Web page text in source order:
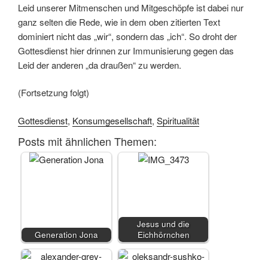
Leid unserer Mitmenschen und Mitgeschöpfe ist dabei nur
ganz selten die Rede, wie in dem oben zitierten Text
dominiert nicht das „wir“, sondern das „ich“. So droht der
Gottesdienst hier drinnen zur Immunisierung gegen das
Leid der anderen „da draußen“ zu werden.
(Fortsetzung folgt)
Gottesdienst, Konsumgesellschaft, Spiritualität
Posts mit ähnlichen Themen:
Generation Jona
Jesus und die
Eichhörnchen